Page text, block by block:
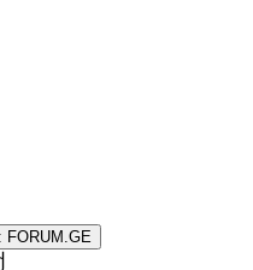
FORUM.GE